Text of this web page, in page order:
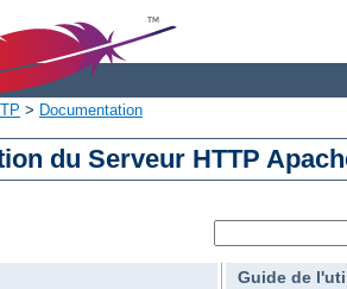
> Documentation
du Serveur HTTP
Guide de